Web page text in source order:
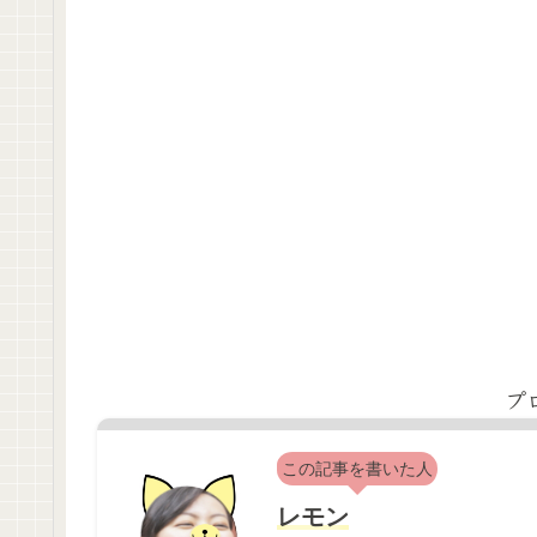
プ
この記事を書いた人
レモン